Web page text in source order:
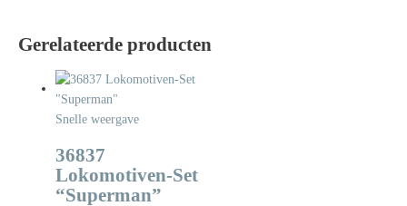
Gerelateerde producten
Snelle weergave
36837
Lokomotiven-Set
“Superman”